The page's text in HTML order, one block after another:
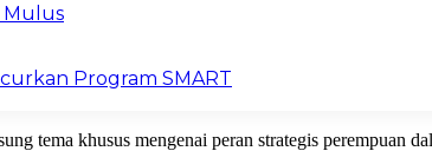
Mulus
Program SMART
khusus mengenai peran strategis perempuan